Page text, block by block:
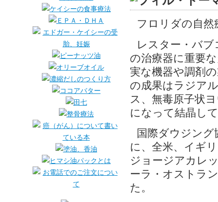
フロリダの自然
レスター・バ
の治療器に重要
実な機器や調剤
の成果はラジア
ス、無毒原子状
になって結晶し
国際ダウジン
に、全米、イギ
ジョージアカレ
ーラ・オストラ
た。